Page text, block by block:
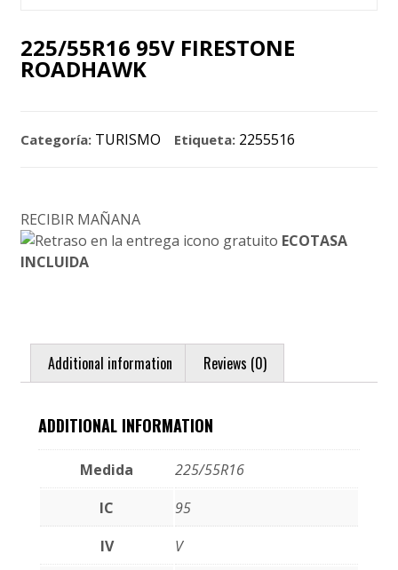
225/55R16 95V FIRESTONE
ROADHAWK
Categoría: TURISMO Etiqueta: 2255516
RECIBIR MAÑANA
ECOTASA
INCLUIDA
Additional information Reviews (0)
ADDITIONAL INFORMATION
Medida
225/55R16
IC
95
IV
V